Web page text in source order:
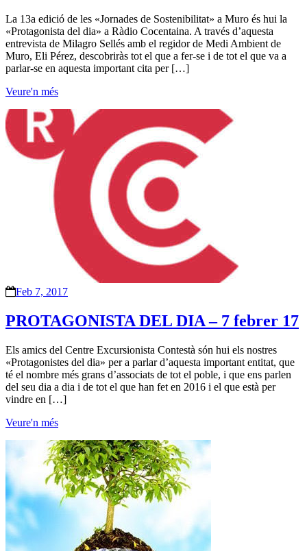
La 13a edició de les «Jornades de Sostenibilitat» a Muro és hui la
«Protagonista del dia» a Ràdio Cocentaina. A través d’aquesta
entrevista de Milagro Sellés amb el regidor de Medi Ambient de
Muro, Eli Pérez, descobriràs tot el que a fer-se i de tot el que va a
parlar-se en aquesta important cita per […]
Veure'n més
Feb 7, 2017
PROTAGONISTA DEL DIA – 7 febrer 17
Els amics del Centre Excursionista Contestà són hui els nostres
«Protagonistes del dia» per a parlar d’aquesta important entitat, que
té el nombre més grans d’associats de tot el poble, i que ens parlen
del seu dia a dia i de tot el que han fet en 2016 i el que està per
vindre en […]
Veure'n més